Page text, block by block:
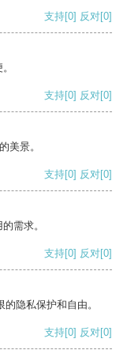
支持[0] 反对[0]
支持[0] 反对[0]
美景。
支持[0] 反对[0]
需求。
支持[0] 反对[0]
隐私保护和自由。
支持[0] 反对[0]